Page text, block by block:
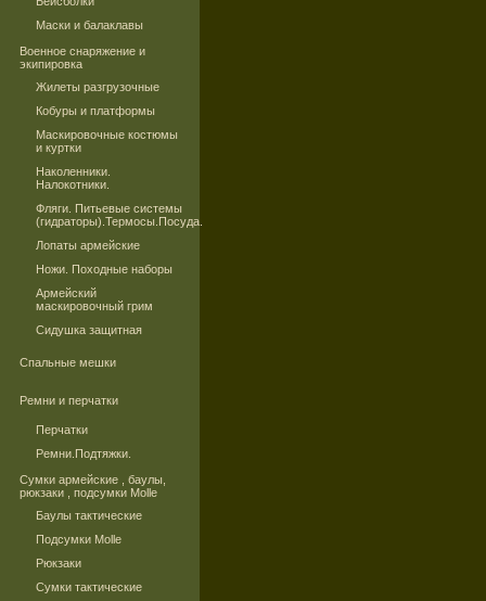
Маски и балаклавы
Военное снаряжение и
экипировка
Жилеты разгрузочные
Кобуры и платформы
Маскировочные костюмы
и куртки
Наколенники.
Налокотники.
Фляги. Питьевые системы
(гидраторы).Термосы.Посуда.
Лопаты армейские
Ножи. Походные наборы
Армейский
маскировочный грим
Сидушка защитная
Спальные мешки
Ремни и перчатки
Перчатки
Ремни.Подтяжки.
Сумки армейские , баулы,
рюкзаки , подсумки Molle
Баулы тактические
Подсумки Molle
Рюкзаки
Сумки тактические